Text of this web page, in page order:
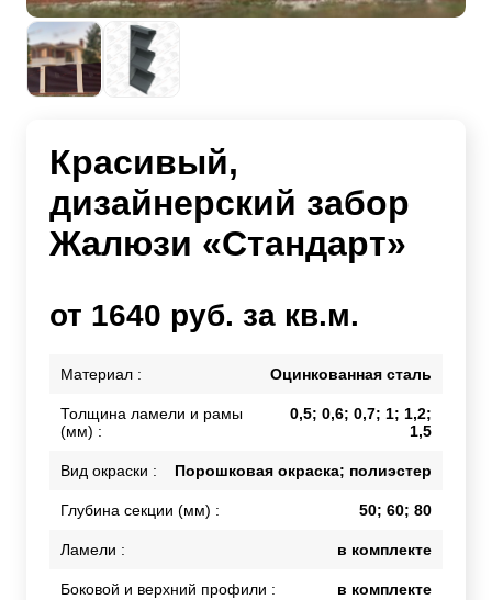
Красивый,
дизайнерский забор
Жалюзи «Стандарт»
от 1640 руб. за кв.м.
Материал : Оцинкованная сталь
Толщина ламели и рамы
(мм) :
0,5; 0,6; 0,7; 1; 1,2;
1,5
Вид окраски : Порошковая окраска; полиэстер
Глубина секции (мм) : 50; 60; 80
Ламели : в комплекте
Боковой и верхний профили : в комплекте